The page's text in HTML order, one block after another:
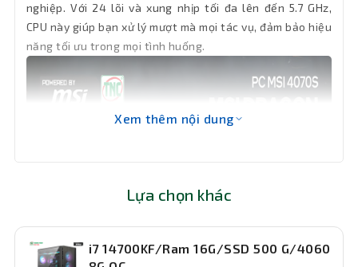
nghiệp. Với 24 lõi và xung nhịp tối đa lên đến 5.7 GHz,
CPU này giúp bạn xử lý mượt mà mọi tác vụ, đảm bảo hiệu
năng tối ưu trong mọi tình huống.
Xem thêm nội dung
Lựa chọn khác
i7 14700KF/Ram 16G/SSD 500 G/4060